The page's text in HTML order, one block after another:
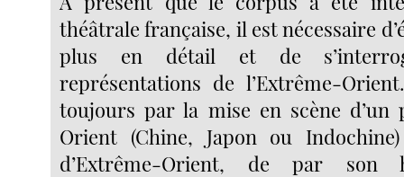
théâtrale française, il est nécessaire
plus en détail et de
représentations de l’Extrême-
toujours par la mise en scène d’un
Orient (Chine, Japon ou
d’Extrême-Orient, de par